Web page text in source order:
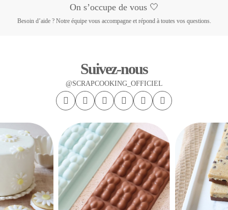
On s’occupe de vous 🤍
Besoin d’aide ? Notre équipe vous accompagne et répond à toutes vos questions.
Suivez-nous
@SCRAPCOOKING_OFFICIEL